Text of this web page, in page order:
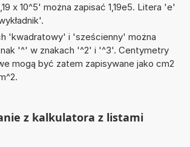
x 10^5' można zapisać 1,19e5. Litera 'e'
'kwadratowy' i 'sześcienny' można
'^' w znakach '^2' i '^3'. Centymetry
mogą być zatem zapisywane jako cm2
z kalkulatora z listami